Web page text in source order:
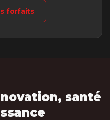
forfaits
santé